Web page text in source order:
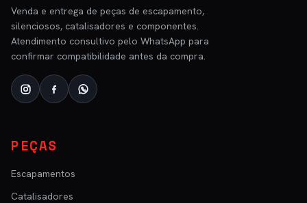
Venda e entrega de peças de escapamento,
silenciosos, catalisadores e componentes.
Atendimento consultivo pelo WhatsApp para
confirmar compatibilidade antes da compra.
PEÇAS
Escapamentos
Catalisadores